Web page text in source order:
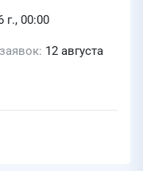
г., 00:00
12 августа